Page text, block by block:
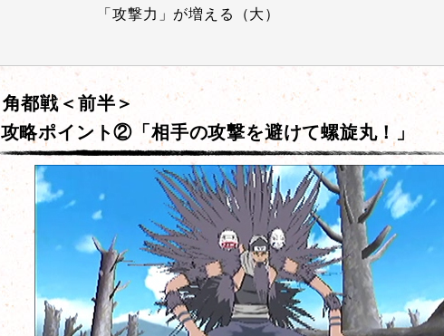
「攻撃力」が増える（大）
角都戦＜前半＞
攻略ポイント②「相手の攻撃を避けて螺旋丸！」